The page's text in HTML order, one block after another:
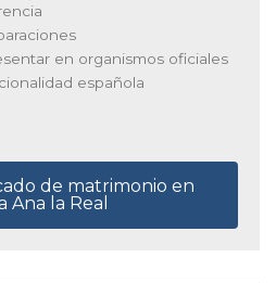
en organismos oficiales
española
de matrimonio en
Ana la Real